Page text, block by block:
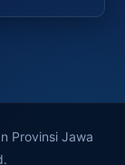
Provinsi Jawa